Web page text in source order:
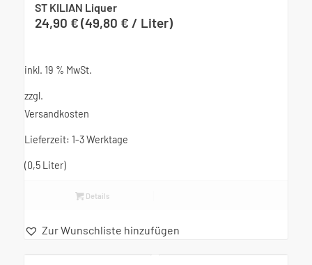
ST KILIAN Liquer
24,90 €(49,80 € / Liter)
inkl. 19 % MwSt.
zzgl.
Versandkosten
Lieferzeit: 1-3 Werktage
(0,5 Liter)
Details
Zur Wunschliste hinzufügen